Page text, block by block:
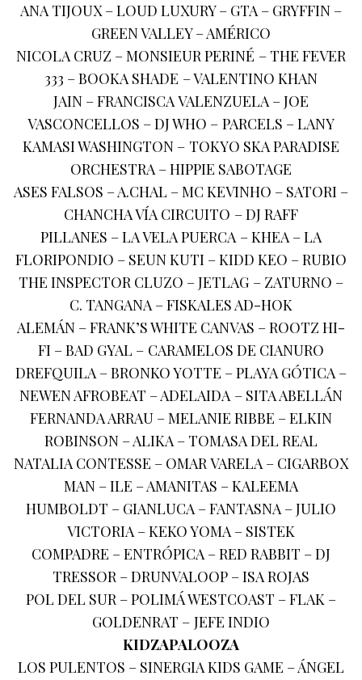
ANA TIJOUX – LOUD LUXURY – GTA – GRYFFIN –
GREEN VALLEY – AMÉRICO
NICOLA CRUZ – MONSIEUR PERINÉ – THE FEVER
333 – BOOKA SHADE – VALENTINO KHAN
JAIN – FRANCISCA VALENZUELA – JOE
VASCONCELLOS – DJ WHO – PARCELS – LANY
KAMASI WASHINGTON – TOKYO SKA PARADISE
ORCHESTRA – HIPPIE SABOTAGE
ASES FALSOS – A.CHAL – MC KEVINHO – SATORI –
CHANCHA VÍA CIRCUITO – DJ RAFF
PILLANES – LA VELA PUERCA – KHEA – LA
FLORIPONDIO – SEUN KUTI – KIDD KEO – RUBIO
THE INSPECTOR CLUZO – JETLAG – ZATURNO –
C. TANGANA – FISKALES AD-HOK
ALEMÁN – FRANK’S WHITE CANVAS – ROOTZ HI-
FI – BAD GYAL – CARAMELOS DE CIANURO
DREFQUILA – BRONKO YOTTE – PLAYA GÓTICA –
NEWEN AFROBEAT – ADELAIDA – SITA ABELLÁN
FERNANDA ARRAU – MELANIE RIBBE – ELKIN
ROBINSON – ALIKA – TOMASA DEL REAL
NATALIA CONTESSE – OMAR VARELA – CIGARBOX
MAN – ILE – AMANITAS – KALEEMA
HUMBOLDT – GIANLUCA – FANTASNA – JULIO
VICTORIA – KEKO YOMA – SISTEK
COMPADRE – ENTRÓPICA – RED RABBIT – DJ
TRESSOR – DRUNVALOOP – ISA ROJAS
POL DEL SUR – POLIMÁ WESTCOAST – FLAK –
GOLDENRAT – JEFE INDIO
KIDZAPALOOZA
LOS PULENTOS – SINERGIA KIDS GAME – ÁNGEL